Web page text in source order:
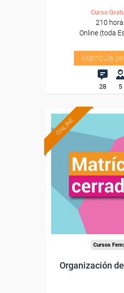
Curso
210
Online (toda
Matrícula
28 5
ONLINE
Cursos
Organización